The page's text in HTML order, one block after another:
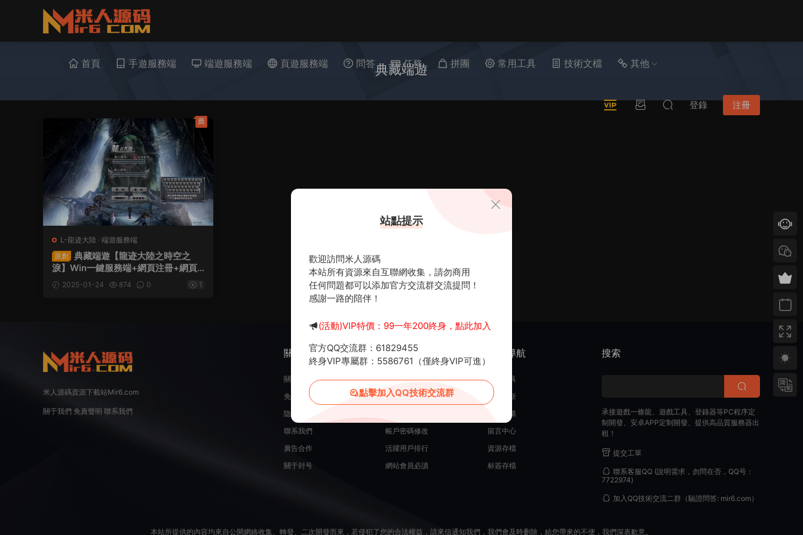
首頁 手遊服務端 端遊服務端 頁遊服務端 問答 任務 拼團 常用工具 技術文檔 其他
登錄 注冊
典藏端遊
L-龍迹大陸 · 端遊服務端
原創
典藏端遊【龍迹大陸之時空之
淚】Win一鍵服務端+網頁注冊+網頁
後台+PC客戶端+視頻架設教程
2025-01-24 874 0 1
薦
米人源碼資源下載站Mir6.com
關于我們 免責聲明 聯系我們
關于我們
關于我們
免責申明
隐私政策
聯系我們
廣告合作
關于封号
服務支持
在線開通會員
源碼投稿發布
帳戶密碼修改
活躍用戶排行
網站會員必讀
熱門導航
常用工具
最近更新
源碼團購
留言中心
資源存檔
标簽存檔
搜索
承接遊戲一條龍、遊戲工具、登錄器等PC程序定
制開發、安卓APP定制開發、提供高品質服務器出
租！
提交工單
聯系客服QQ(說明需求，勿問在否，QQ号：
7722974)
加入QQ技術交流二群（驗證問答: mir6.com）
本站所提供的内容均來自公開網絡收集、轉發、二次開發而來，若侵犯了您的合法權益，請來信通知我們，我們會及時删除，給您帶來的不便，我們深表歉意。
站點提示
歡迎訪問米人源碼
本站所有資源來自互聯網收集，請勿商用
任何問題都可以添加官方交流群交流提問！
感謝一路的陪伴！
(活動)VIP特價：99一年200終身，點此加入
官方QQ交流群：61829455
終身VIP專屬群：5586761（僅終身VIP可進）
點擊加入QQ技術交流群